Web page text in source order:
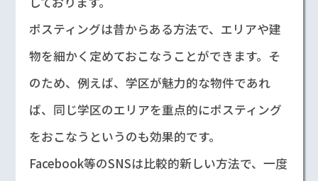
ポスティングは昔からある方法で、エリアや建
物を細かく定めておこなうことができます。そ
のため、例えば、学区が魅力的な物件であれ
ば、同じ学区のエリアを重点的にポスティング
をおこなうというのも効果的です。
Facebook等のSNSは比較的新しい方法で、一度